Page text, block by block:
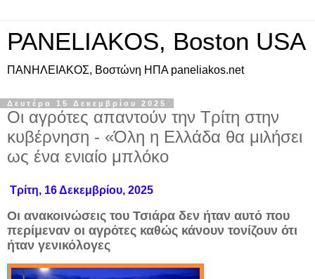
PANELIAKOS, Boston USA
ΠAΝΗΛΕΙΑΚΟΣ, Βοστώνη ΗΠΑ paneliakos.net
Δευτέρα 15 Δεκεμβρίου 2025
Οι αγρότες απαντούν την Τρίτη στην
κυβέρνηση - «Όλη η Ελλάδα θα μιλήσει
ως ένα ενιαίο μπλόκο
Τρίτη, 16 Δεκεμβρίου, 2025
Οι ανακοινώσεις του Τσιάρα δεν ήταν αυτό που
περίμεναν οι αγρότες καθώς κάνουν τονίζουν ότι
ήταν γενικόλογες